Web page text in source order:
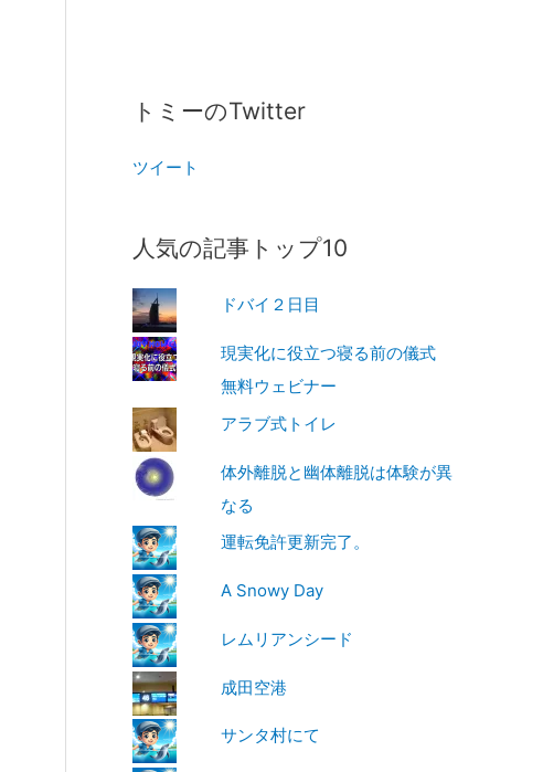
トミーのTwitter
ツイート
人気の記事トップ10
ドバイ２日目
現実化に役立つ寝る前の儀式
無料ウェビナー
アラブ式トイレ
体外離脱と幽体離脱は体験が異
なる
運転免許更新完了。
A Snowy Day
レムリアンシード
成田空港
サンタ村にて